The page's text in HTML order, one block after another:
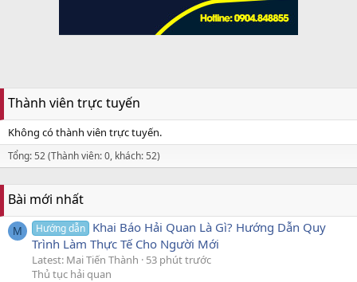
Thành viên trực tuyến
Không có thành viên trực tuyến.
Tổng: 52 (Thành viên: 0, khách: 52)
Bài mới nhất
M Hướng dẫn Khai Báo Hải Quan Là Gì? Hướng Dẫn Quy
Trình Làm Thực Tế Cho Người Mới
Latest: Mai Tiến Thành
53 phút trước
Thủ tục hải quan